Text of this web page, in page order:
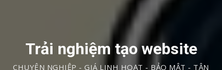
Trải nghiệm tạo website
CHUYÊN NGHIỆP - GIÁ LINH HOẠT - BẢO MẬT - TẬN